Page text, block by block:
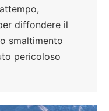
diffondere il
smaltimento
pericoloso